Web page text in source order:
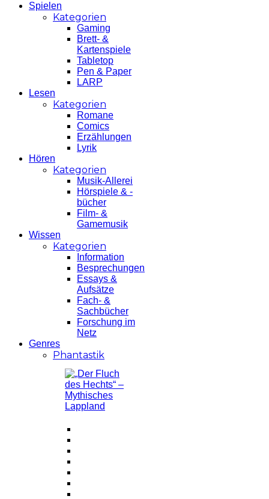
Spielen
Kategorien
Gaming
Brett- &
Kartenspiele
Tabletop
Pen & Paper
LARP
Lesen
Kategorien
Romane
Comics
Erzählungen
Lyrik
Hören
Kategorien
Musik-Allerei
Hörspiele & -
bücher
Film- &
Gamemusik
Wissen
Kategorien
Information
Besprechungen
Essays &
Aufsätze
Fach- &
Sachbücher
Forschung im
Netz
Genres
Phantastik